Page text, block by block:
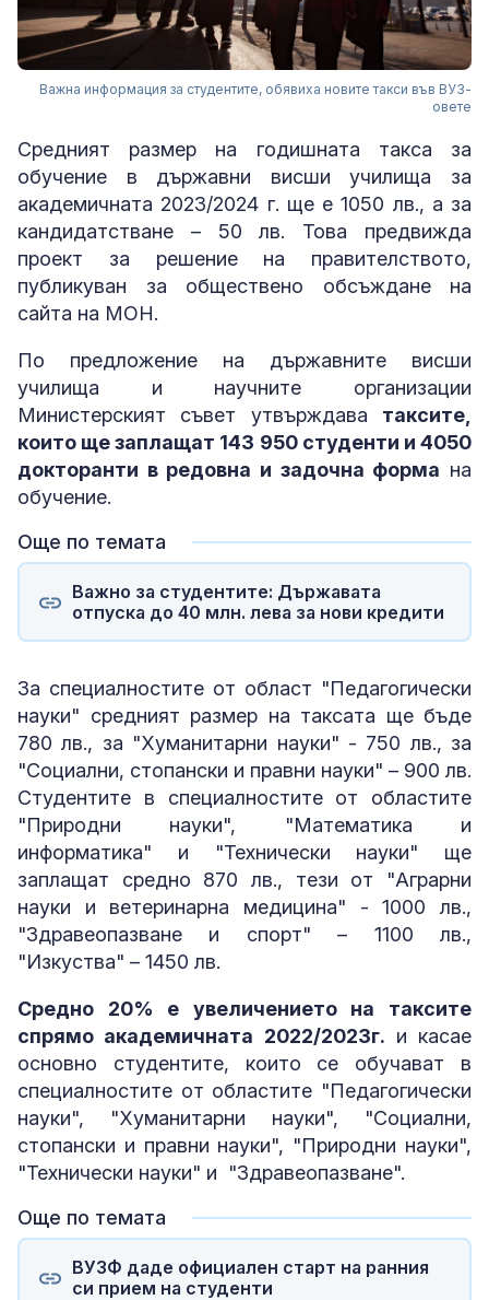
Важна информация за студентите, обявиха новите такси във ВУЗ-
овете
Средният размер на годишната такса за
обучение в държавни висши училища за
академичната 2023/2024 г. ще е 1050 лв., а за
кандидатстване – 50 лв. Това предвижда
проект за решение на правителството,
публикуван за обществено обсъждане на
сайта на МОН.
По предложение на държавните висши
училища и научните организации
Министерският съвет утвърждава таксите,
които ще заплащат 143 950 студенти и 4050
докторанти в редовна и задочна форма на
обучение.
Още по темата
Важно за студентите: Държавата
отпуска до 40 млн. лева за нови кредити
За специалностите от област "Педагогически
науки" средният размер на таксата ще бъде
780 лв., за "Хуманитарни науки" - 750 лв., за
"Социални, стопански и правни науки" – 900 лв.
Студентите в специалностите от областите
"Природни науки", "Математика и
информатика" и "Технически науки" ще
заплащат средно 870 лв., тези от "Аграрни
науки и ветеринарна медицина" - 1000 лв.,
"Здравеопазване и спорт" – 1100 лв.,
"Изкуства" – 1450 лв.
Средно 20% е увеличението на таксите
спрямо академичната 2022/2023г. и касае
основно студентите, които се обучават в
специалностите от областите "Педагогически
науки", "Хуманитарни науки", "Социални,
стопански и правни науки", "Природни науки",
"Технически науки" и "Здравеопазване".
Още по темата
ВУЗФ даде официален старт на ранния
си прием на студенти